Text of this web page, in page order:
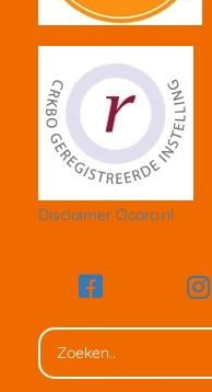
Disclaimer Ocaro.nl